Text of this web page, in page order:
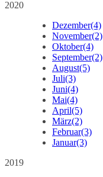
2020
Dezember(4)
November(2)
Oktober(4)
September(2)
August(5)
Juli(3)
Juni(4)
Mai(4)
April(5)
März(2)
Februar(3)
Januar(3)
2019